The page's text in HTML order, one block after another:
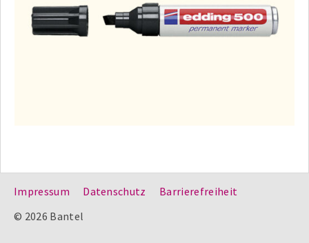
Impressum Datenschutz
Barrierefreiheit
© 2026 Bantel